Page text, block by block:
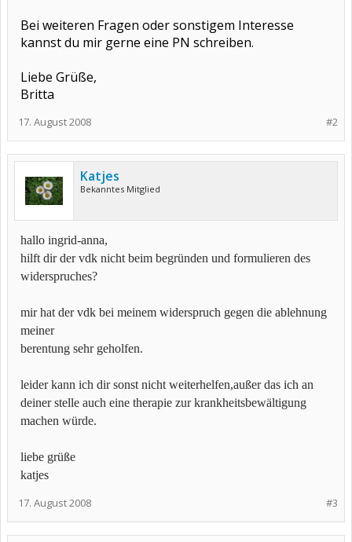
Bei weiteren Fragen oder sonstigem Interesse
kannst du mir gerne eine PN schreiben.
Liebe Grüße,
Britta
#2
17. August 2008
Katjes
Bekanntes Mitglied
hallo ingrid-anna,
hilft dir der vdk nicht beim begründen und formulieren des
widerspruches?
mir hat der vdk bei meinem widerspruch gegen die ablehnung
meiner
berentung sehr geholfen.
leider kann ich dir sonst nicht weiterhelfen,außer das ich an
deiner stelle auch eine therapie zur krankheitsbewältigung
machen würde.
liebe grüße
katjes
#3
17. August 2008